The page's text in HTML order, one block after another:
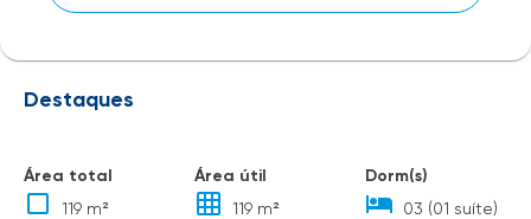
Destaques
Área total
119 m²
Área útil
119 m²
Dorm(s)
03 (01 suíte)